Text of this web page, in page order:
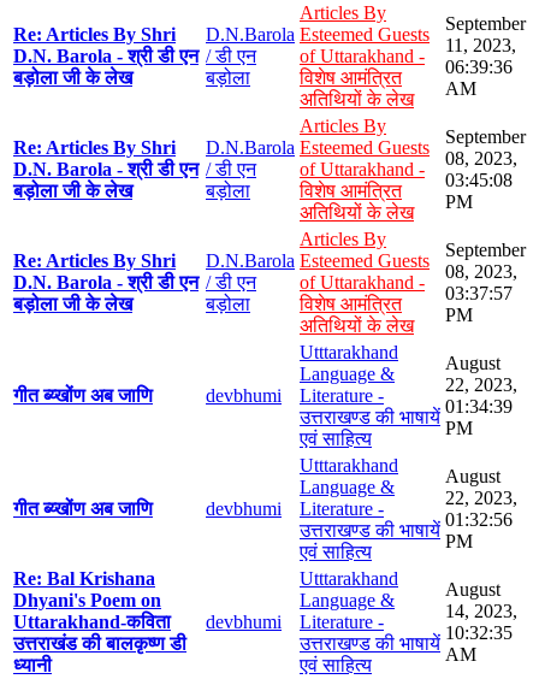
Re: Articles By Shri
D.N. Barola - श्री डी एन
बड़ोला जी के लेख
D.N.Barola
/ डी एन
बड़ोला
Articles By
Esteemed Guests
of Uttarakhand -
विशेष आमंत्रित
अतिथियों के लेख
September
11, 2023,
06:39:36
AM
Re: Articles By Shri
D.N. Barola - श्री डी एन
बड़ोला जी के लेख
D.N.Barola
/ डी एन
बड़ोला
Articles By
Esteemed Guests
of Uttarakhand -
विशेष आमंत्रित
अतिथियों के लेख
September
08, 2023,
03:45:08
PM
Re: Articles By Shri
D.N. Barola - श्री डी एन
बड़ोला जी के लेख
D.N.Barola
/ डी एन
बड़ोला
Articles By
Esteemed Guests
of Uttarakhand -
विशेष आमंत्रित
अतिथियों के लेख
September
08, 2023,
03:37:57
PM
गीत ब्य्खोंण अब जाणि devbhumi
Utttarakhand
Language &
Literature -
उत्तराखण्ड की भाषायें
एवं साहित्य
August
22, 2023,
01:34:39
PM
गीत ब्य्खोंण अब जाणि devbhumi
Utttarakhand
Language &
Literature -
उत्तराखण्ड की भाषायें
एवं साहित्य
August
22, 2023,
01:32:56
PM
Re: Bal Krishana
Dhyani's Poem on
Uttarakhand-कविता
उत्तराखंड की बालकृष्ण डी
ध्यानी
devbhumi
Utttarakhand
Language &
Literature -
उत्तराखण्ड की भाषायें
एवं साहित्य
August
14, 2023,
10:32:35
AM